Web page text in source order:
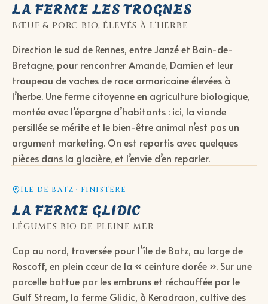
LA FERME LES TROGNES
BŒUF & PORC BIO, ÉLEVÉS À L’HERBE
Direction le sud de Rennes, entre Janzé et Bain-de-
Bretagne, pour rencontrer Amande, Damien et leur
troupeau de vaches de race armoricaine élevées à
l’herbe. Une ferme citoyenne en agriculture biologique,
montée avec l’épargne d’habitants : ici, la viande
persillée se mérite et le bien-être animal n’est pas un
argument marketing. On est repartis avec quelques
pièces dans la glacière, et l’envie d’en reparler.
ÎLE DE BATZ · FINISTÈRE
LA FERME GLIDIC
LÉGUMES BIO DE PLEINE MER
Cap au nord, traversée pour l’île de Batz, au large de
Roscoff, en plein cœur de la « ceinture dorée ». Sur une
parcelle battue par les embruns et réchauffée par le
Gulf Stream, la ferme Glidic, à Keradraon, cultive des